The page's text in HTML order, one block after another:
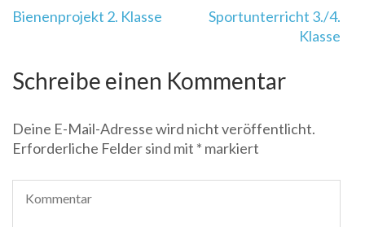
Beitragsnavigation
Bienenprojekt 2. Klasse
Sportunterricht 3./4.
Klasse
Schreibe einen Kommentar
Deine E-Mail-Adresse wird nicht veröffentlicht.
Erforderliche Felder sind mit * markiert